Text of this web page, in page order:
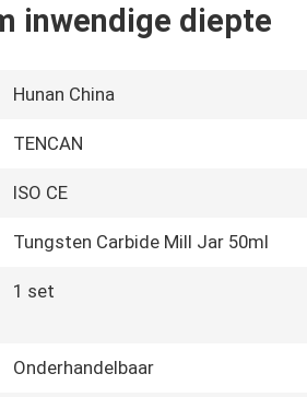
inwendige diepte
Hunan China
TENCAN
ISO CE
Tungsten Carbide Mill Jar 50ml
1 set
Onderhandelbaar